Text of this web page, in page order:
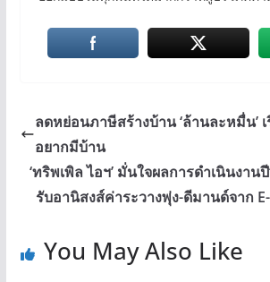
ลดหย่อนภาษีสร้างบ้าน ‘ล้านละหมื่น’
อยากมีบ้าน
‘ทริพเพิล ไอฯ’ มั่นใจผลการดำเนินงาน
รับอานิสงส์ค่าระวางพุ่ง-ดีมานด์จาก
You May Also Like